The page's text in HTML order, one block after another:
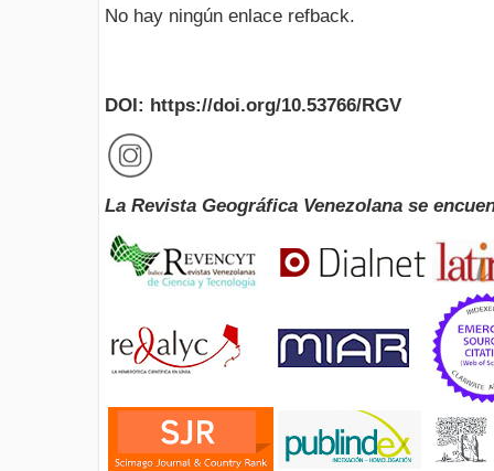
No hay ningún enlace refback.
DOI: https://doi.org/10.53766/RGV
La Revista Geográfica Venezolana se